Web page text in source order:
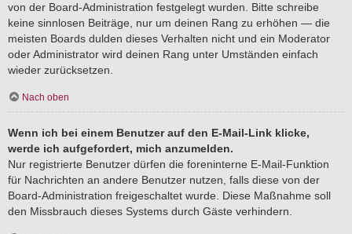
von der Board-Administration festgelegt wurden. Bitte schreibe
keine sinnlosen Beiträge, nur um deinen Rang zu erhöhen — die
meisten Boards dulden dieses Verhalten nicht und ein Moderator
oder Administrator wird deinen Rang unter Umständen einfach
wieder zurücksetzen.
Nach oben
Wenn ich bei einem Benutzer auf den E-Mail-Link klicke,
werde ich aufgefordert, mich anzumelden.
Nur registrierte Benutzer dürfen die foreninterne E-Mail-Funktion
für Nachrichten an andere Benutzer nutzen, falls diese von der
Board-Administration freigeschaltet wurde. Diese Maßnahme soll
den Missbrauch dieses Systems durch Gäste verhindern.